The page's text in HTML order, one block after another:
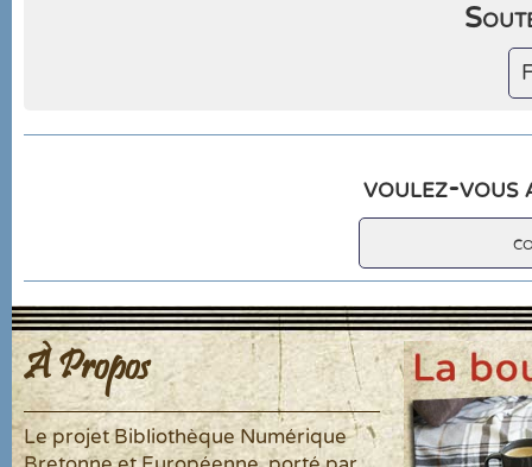
voulez-vous
À Propos
Le projet Bibliothèque Numérique